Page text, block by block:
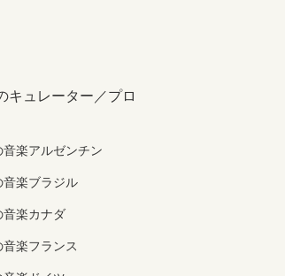
キュレーター／プロ
音楽アルゼンチン
音楽ブラジル
音楽カナダ
音楽フランス